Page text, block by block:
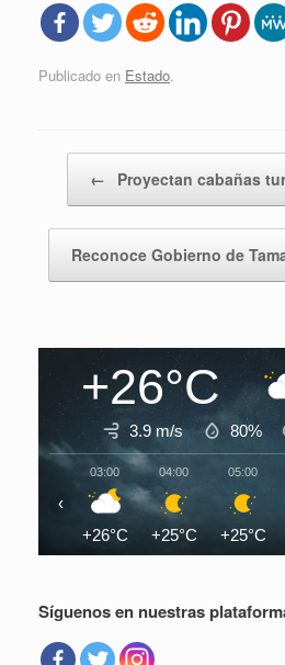
Publicado en Estado.
← Proyectan cabañas
Reconoce Gobierno de
+26°C
3.9 m/s 80%
03:00
+26°C
04:00
+25°C
05:00
+25°C
‹
Síguenos en nuestras